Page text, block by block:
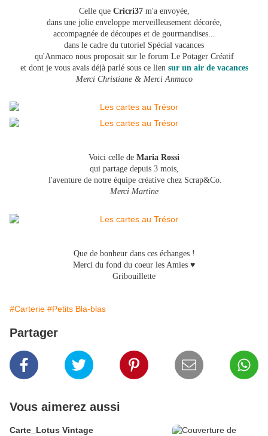
Celle que Cricri37m'a envoyée,
dans une jolie enveloppe merveilleusement décorée,
accompagnée de découpes et de gourmandises...
dans le cadre du tutoriel Spécial vacances
qu'Anmaco nous proposait sur le forum Le Potager Créatif
et dont je vous avais déjà parlé sous ce lien sur un air de vacances
Merci Christiane & Merci Anmaco
Voici celle de Maria Rossi
qui partage depuis 3 mois,
l'aventure de notre équipe créative chez Scrap&Co.
Merci Martine
Que de bonheur dans ces échanges !
Merci du fond du coeur les Amies ♥
Gribouillette
#Carterie #Petits Bla-blas
Partager
Vous aimerez aussi
Carte_Lotus Vintage